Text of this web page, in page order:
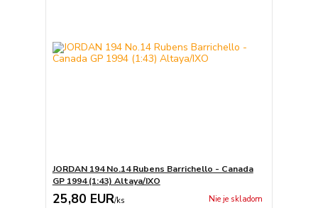
JORDAN 194 No.14 Rubens Barrichello - Canada
GP 1994 (1:43) Altaya/IXO
25,80 EUR/ks Nie je skladom